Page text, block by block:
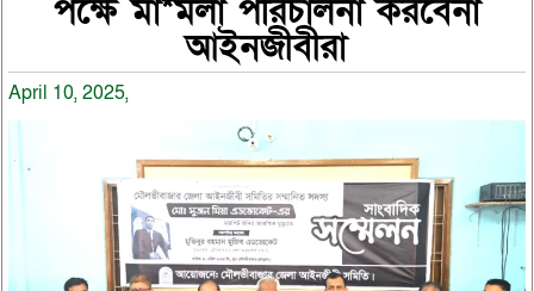
পক্ষে মা*মলা পরিচালনা করবেনা
আইনজীবীরা
April 10, 2025,